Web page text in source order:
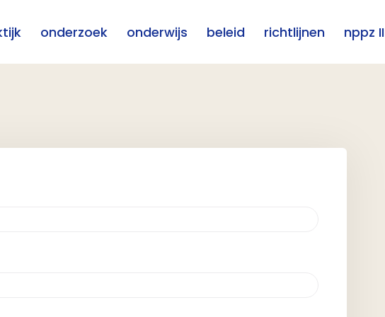
onderzoek onderwijs beleid richtlijnen nppz II